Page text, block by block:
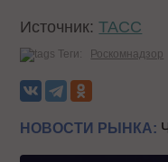
Источник:ТАСС
Теги: Роскомнадзор
НОВОСТИ РЫНКА: